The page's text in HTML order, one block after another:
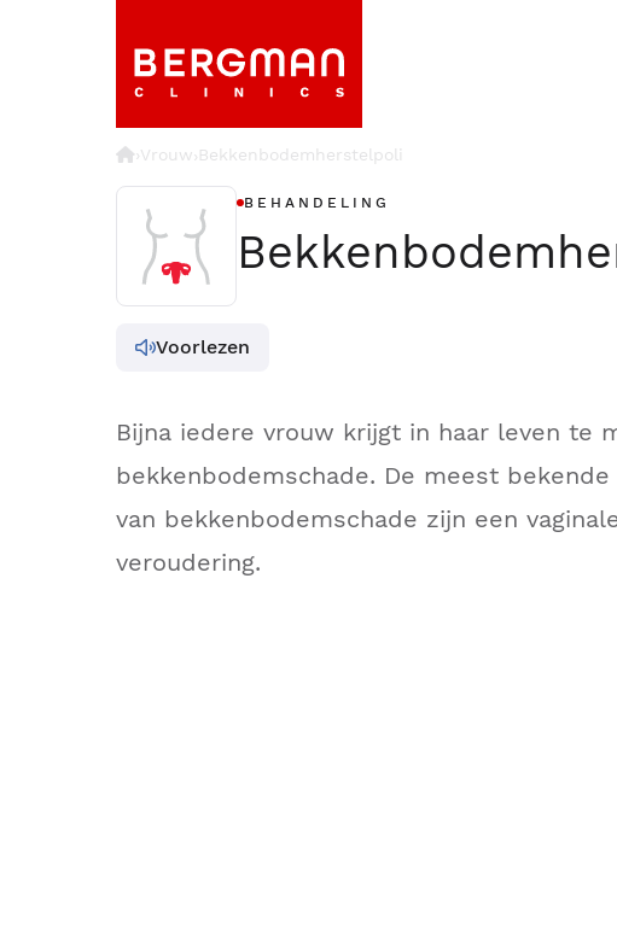
›Vrouw›Bekkenbodemherstelpoli
BEHANDELING
Voorlezen
Bijna iedere vrouw krijgt in haar leven te
bekkenbodemschade. De meest bekende
van bekkenbodemschade zijn een
veroudering.